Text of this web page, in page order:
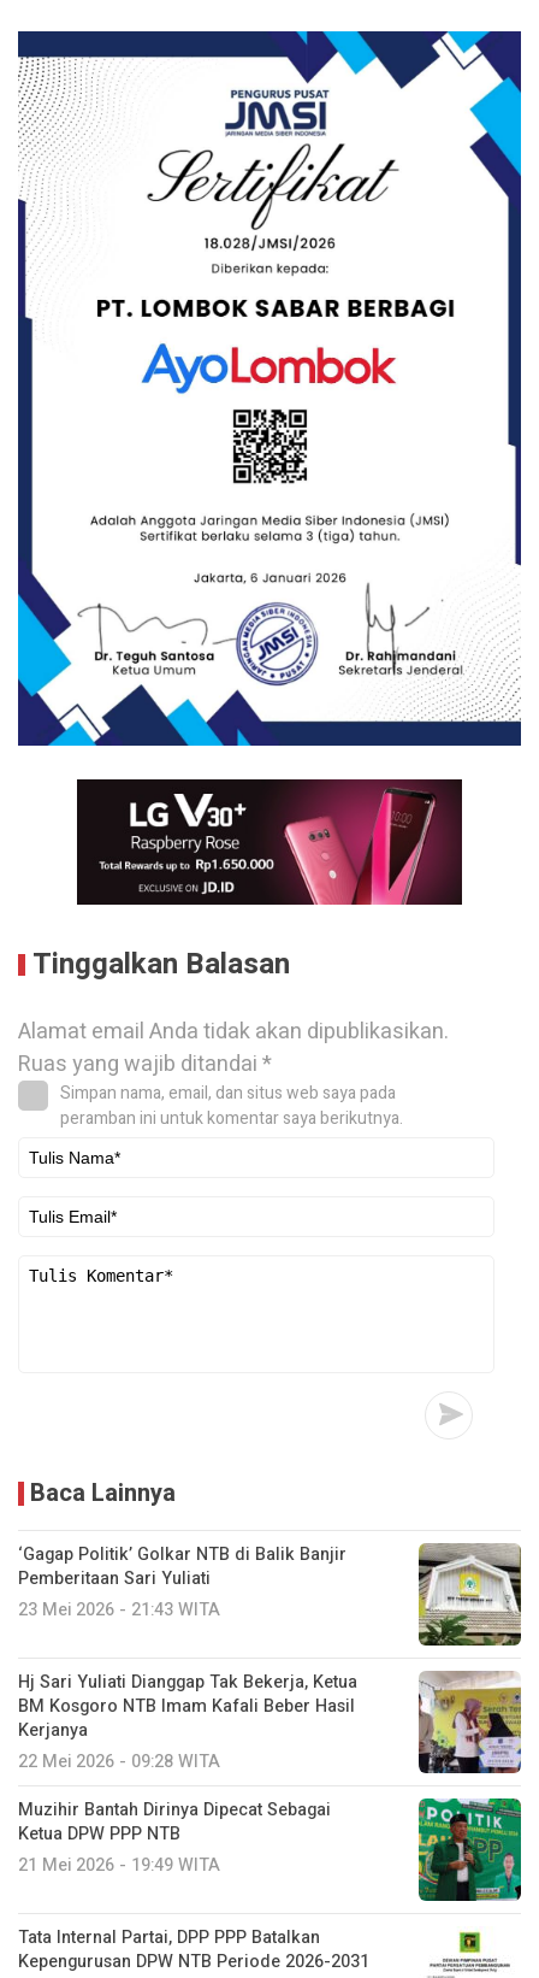
Tinggalkan Balasan
Alamat email Anda tidak akan dipublikasikan.
Ruas yang wajib ditandai*
Simpan nama, email, dan situs web saya pada
peramban ini untuk komentar saya berikutnya.
Baca Lainnya
‘Gagap Politik’ Golkar NTB di Balik Banjir
Pemberitaan Sari Yuliati
23 Mei 2026 - 21:43 WITA
Hj Sari Yuliati Dianggap Tak Bekerja, Ketua
BM Kosgoro NTB Imam Kafali Beber Hasil
Kerjanya
22 Mei 2026 - 09:28 WITA
Muzihir Bantah Dirinya Dipecat Sebagai
Ketua DPW PPP NTB
21 Mei 2026 - 19:49 WITA
Tata Internal Partai, DPP PPP Batalkan
Kepengurusan DPW NTB Periode 2026-2031